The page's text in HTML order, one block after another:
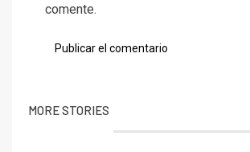
comente.
MORE STORIES